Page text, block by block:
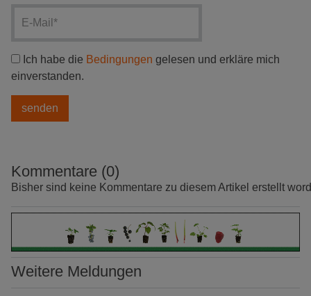
Ich habe die Bedingungen gelesen und erkläre mich
einverstanden.
Kommentare (0)
Bisher sind keine Kommentare zu diesem Artikel erstellt
Weitere Meldungen